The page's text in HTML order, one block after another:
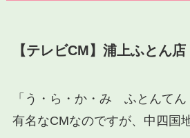
【テレビCM】浦上ふとん
「う・ら・か・み ふとんてん
有名なCMなのですが、中四国